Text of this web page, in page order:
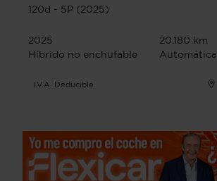
120d - 5P (2025)
2025
20.180 km
Híbrido no enchufable
Automática
I.V.A. Deducible